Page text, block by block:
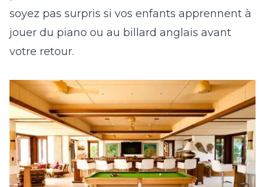
soyez pas surpris si vos enfants apprennent à
jouer du piano ou au billard anglais avant
votre retour.